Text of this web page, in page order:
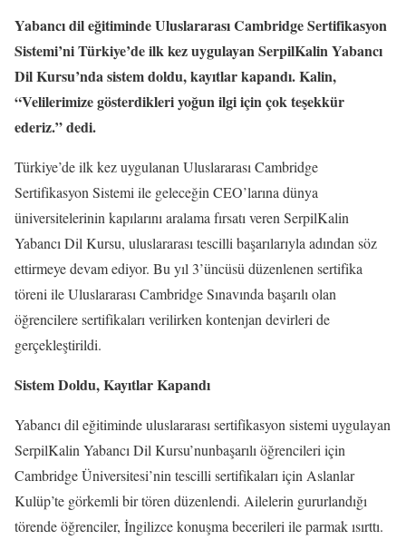
Yabancı dil eğitiminde Uluslararası Cambridge Sertifikasyon
Sistemi’ni Türkiye’de ilk kez uygulayan SerpilKalin Yabancı
Dil Kursu’nda sistem doldu, kayıtlar kapandı. Kalin,
“Velilerimize gösterdikleri yoğun ilgi için çok teşekkür
ederiz.” dedi.
Türkiye’de ilk kez uygulanan Uluslararası Cambridge
Sertifikasyon Sistemi ile geleceğin CEO’larına dünya
üniversitelerinin kapılarını aralama fırsatı veren SerpilKalin
Yabancı Dil Kursu, uluslararası tescilli başarılarıyla adından söz
ettirmeye devam ediyor. Bu yıl 3’üncüsü düzenlenen sertifika
töreni ile Uluslararası Cambridge Sınavında başarılı olan
öğrencilere sertifikaları verilirken kontenjan devirleri de
gerçekleştirildi.
Sistem Doldu, Kayıtlar Kapandı
Yabancı dil eğitiminde uluslararası sertifikasyon sistemi uygulayan
SerpilKalin Yabancı Dil Kursu’nunbaşarılı öğrencileri için
Cambridge Üniversitesi’nin tescilli sertifikaları için Aslanlar
Kulüp’te görkemli bir tören düzenlendi. Ailelerin gururlandığı
törende öğrenciler, İngilizce konuşma becerileri ile parmak ısırttı.